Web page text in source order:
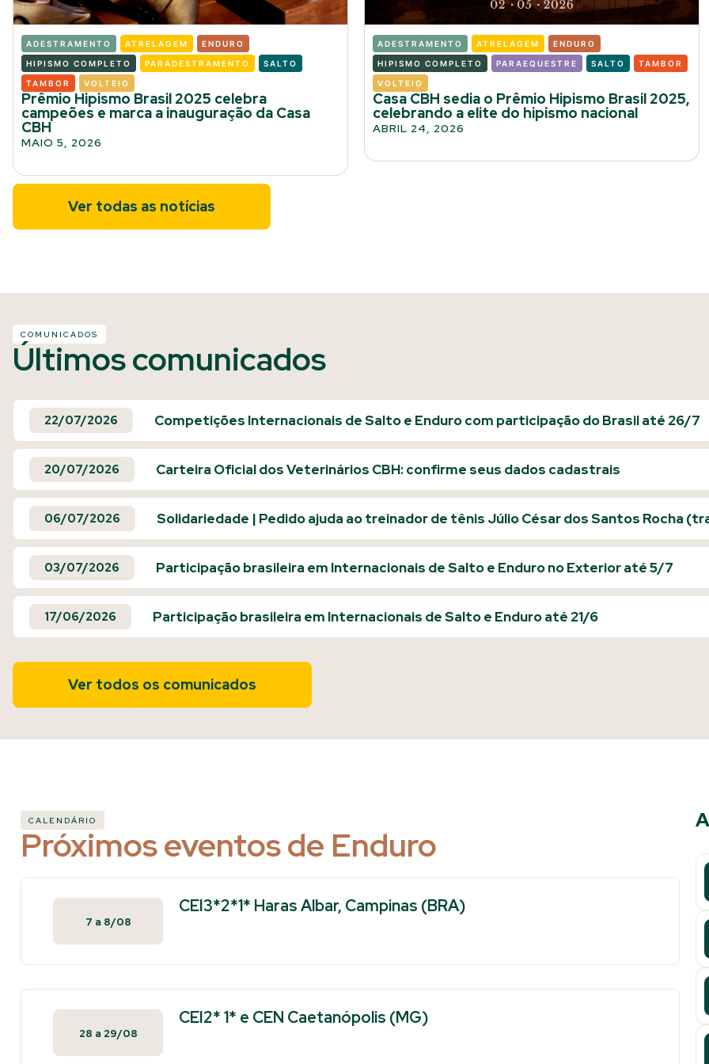
ADESTRAMENTO ATRELAGEM ENDURO
HIPISMO COMPLETO PARADESTRAMENTO SALTO
TAMBOR VOLTEIO
Prêmio Hipismo Brasil 2025 celebra
campeões e marca a inauguração da Casa
CBH
MAIO 5, 2026
ADESTRAMENTO ATRELAGEM ENDURO
HIPISMO COMPLETO PARAEQUESTRE SALTO TAMBOR
VOLTEIO
Casa CBH sedia o Prêmio Hipismo Brasil 2025,
celebrando a elite do hipismo nacional
ABRIL 24, 2026
Ver todas as notícias
COMUNICADOS
Últimos comunicados
22/07/2026 Competições Internacionais de Salto e Enduro com participação do Brasil até 26/7
20/07/2026 Carteira Oficial dos Veterinários CBH: confirme seus dados cadastrais
06/07/2026 Solidariedade | Pedido ajuda ao treinador de tênis Júlio César dos Santos Rocha
03/07/2026 Participação brasileira em Internacionais de Salto e Enduro no Exterior até 5/7
17/06/2026 Participação brasileira em Internacionais de Salto e Enduro até 21/6
Ver todos os comunicados
CALENDÁRIO
Próximos eventos de Enduro
7 a 8/08
CEI3*2*1* Haras Albar, Campinas (BRA)
28 a 29/08
CEI2* 1* e CEN Caetanópolis (MG)